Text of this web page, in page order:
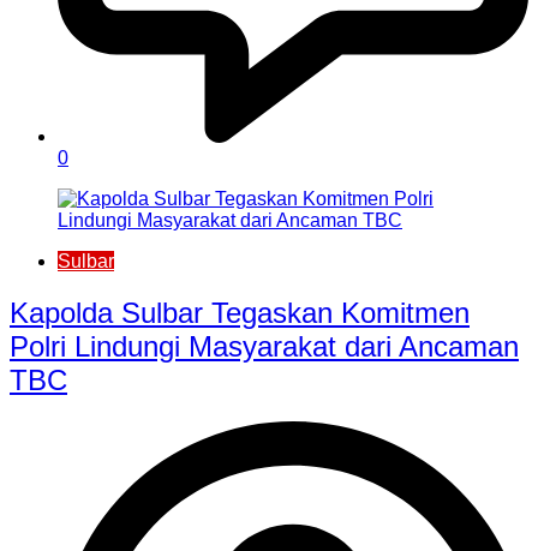
0
Sulbar
Kapolda Sulbar Tegaskan Komitmen
Polri Lindungi Masyarakat dari Ancaman
TBC